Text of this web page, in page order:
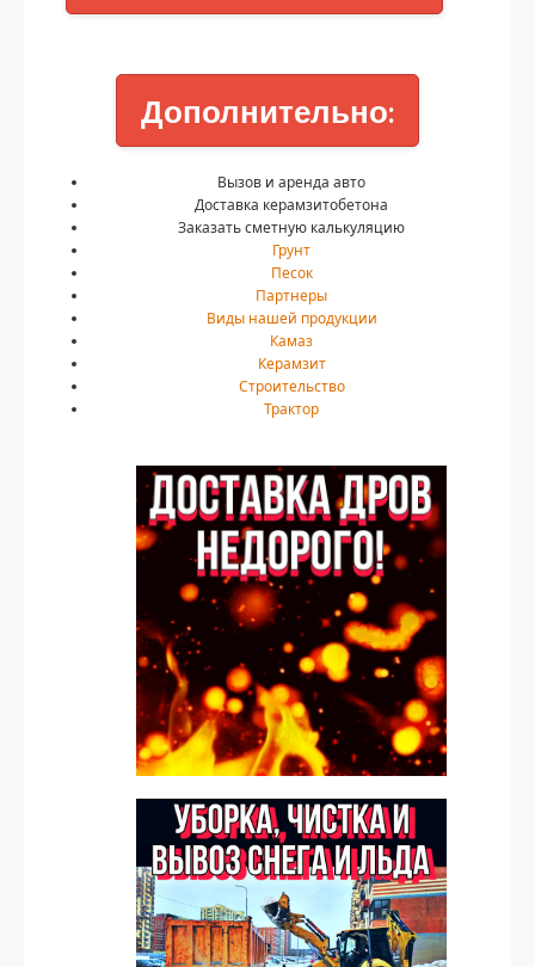
Дополнительно:
Вызов и аренда авто
Доставка керамзитобетона
Заказать сметную калькуляцию
Грунт
Песок
Партнеры
Виды нашей продукции
Камаз
Керамзит
Строительство
Трактор